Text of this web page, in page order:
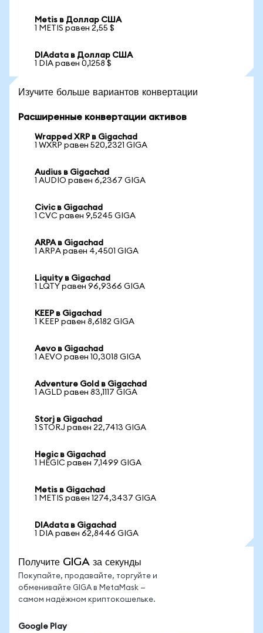
Metis в Доллар США
1 METIS равен 2,55 $
DIAdata в Доллар США
1 DIA равен 0,1258 $
Изучите больше вариантов конвертации
Расширенные конвертации активов
Wrapped XRP в Gigachad
1 WXRP равен 520,2321 GIGA
Audius в Gigachad
1 AUDIO равен 6,2367 GIGA
Civic в Gigachad
1 CVC равен 9,5245 GIGA
ARPA в Gigachad
1 ARPA равен 4,4501 GIGA
Liquity в Gigachad
1 LQTY равен 96,9366 GIGA
KEEP в Gigachad
1 KEEP равен 8,6182 GIGA
Aevo в Gigachad
1 AEVO равен 10,3018 GIGA
Adventure Gold в Gigachad
1 AGLD равен 83,1117 GIGA
Storj в Gigachad
1 STORJ равен 22,7413 GIGA
Hegic в Gigachad
1 HEGIC равен 7,1499 GIGA
Metis в Gigachad
1 METIS равен 1274,3437 GIGA
DIAdata в Gigachad
1 DIA равен 62,8446 GIGA
Получите GIGA за секунды
Покупайте, продавайте, торгуйте и
обменивайте GIGA в MetaMask —
самом надёжном криптокошельке.
Google Play